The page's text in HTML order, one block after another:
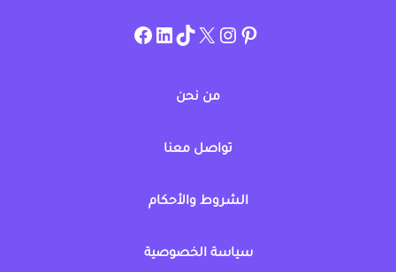
pinterest
allcouponat
twitter
TikTok
linkedin
facebook
من نحن
تواصل معنا
الشروط والأحكام
سياسة الخصوصية